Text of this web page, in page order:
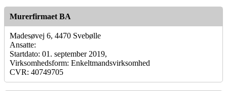
Murerfirmaet BA
Madesøvej 6, 4470 Svebølle
Ansatte:
Startdato: 01. september 2019,
Virksomhedsform: Enkeltmandsvirksomhed
CVR: 40749705